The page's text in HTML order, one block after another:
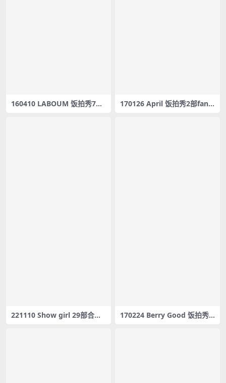
160410 LABOUM 饭拍秀7部f
170126 April 饭拍秀2部fanc
221110 Show girl 29部合集
170224 Berry Good 饭拍秀3